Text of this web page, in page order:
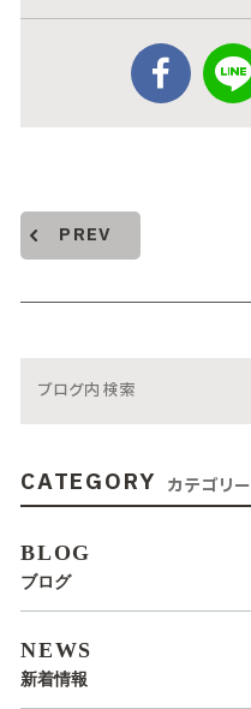
PREV
CATEGORY カテゴリー
BLOG
ブログ
NEWS
新着情報